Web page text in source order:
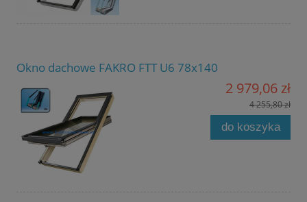
Okno dachowe FAKRO FTT U6 78x140
2 979,06 zł
4 255,80 zł
do koszyka